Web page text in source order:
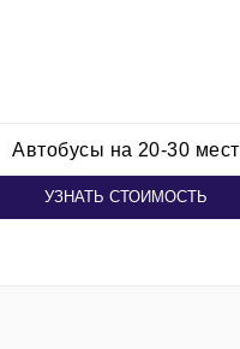
Автобусы на 20-30 мест
УЗНАТЬ СТОИМОСТЬ